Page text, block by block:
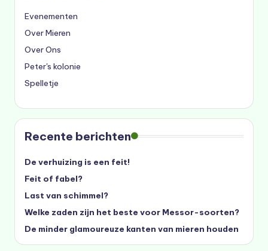
Evenementen
Over Mieren
Over Ons
Peter's kolonie
Spelletje
Recente berichten
De verhuizing is een feit!
Feit of fabel?
Last van schimmel?
Welke zaden zijn het beste voor Messor-soorten?
De minder glamoureuze kanten van mieren houden